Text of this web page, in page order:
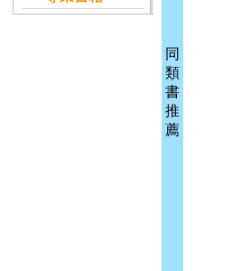
同
類
書
推
薦